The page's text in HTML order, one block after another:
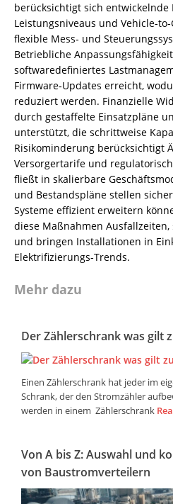
berücksichtigt sich entwickelnde
Leistungsniveaus und
flexible Mess‑ und
Betriebliche
softwaredefiniertes
Firmware‑Updates erreicht,
reduziert werden. Finanzielle
durch gestaffelte Einsatzpläne
unterstützt, die schrittweise
Risikominderung berücksichtigt
Versorgertarife und
fließt in skalierbare
und Bestandspläne stellen
Systeme effizient erweitern
diese Maßnahmen
und bringen Installationen in
Elektrifizierungs‑Trends.
Mehr dazu
Der Zählerschrank was gilt
Einen Zählerschrank hat jeder im
Schrank, der den Stromzähler
werden in einem Zählerschrank
Von A bis Z: Auswahl und
von Baustromverteilern